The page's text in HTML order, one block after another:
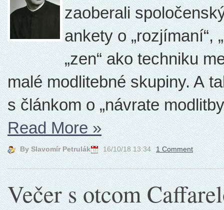
zaoberali
ankety o „rozjímaní“,
„zen“ ako techniku
malé modlitebné skupiny. A
s článkom o „návrate
Read More»
By Slavomír Petrulák 16/10/18 13:34 1 Comment
Večer s otcom